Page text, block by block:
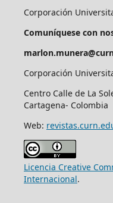
Corporación
Comuníquese con
Corporación
Centro Calle de La
Cartagena- Colombia
Web:
Licencia Creative
Internacional.